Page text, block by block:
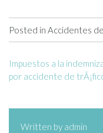
Posted in Accidentes
Impuestos a la
por accidente de
Written by admin